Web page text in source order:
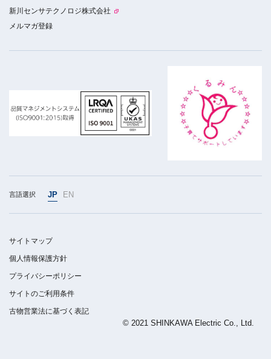
新川センサテクノロジ株式会社
メルマガ登録
言語選択 JP EN
サイトマップ
個人情報保護方針
プライバシーポリシー
サイトのご利用条件
古物営業法に基づく表記
© 2021 SHINKAWA Electric Co., Ltd.